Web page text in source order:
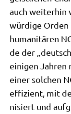
auch wei­ter­hin
wür­di­ge Orden
huma­ni­tä­ren
de der
eini­gen Jah­ren
einer sol­chen
effi­zi­ent, mit
ni­siert und